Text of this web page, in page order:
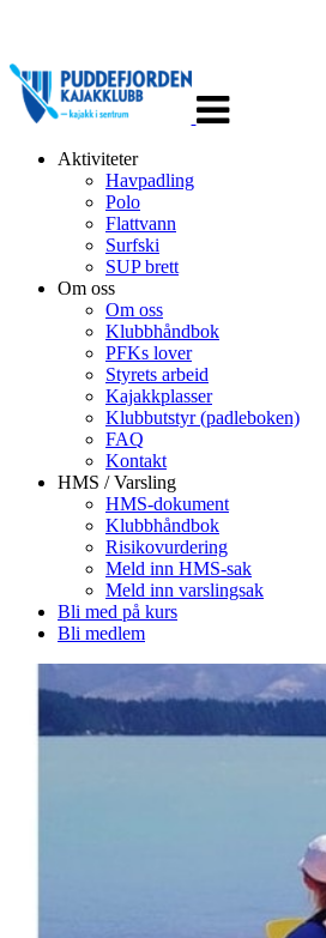
navigasjon
Aktiviteter
Havpadling
Polo
Flattvann
Surfski
SUP brett
Om oss
Om oss
Klubbhåndbok
PFKs lover
Styrets arbeid
Kajakkplasser
Klubbutstyr (padleboken)
FAQ
Kontakt
HMS / Varsling
HMS-dokument
Klubbhåndbok
Risikovurdering
Meld inn HMS-sak
Meld inn varslingsak
Bli med på kurs
Bli medlem